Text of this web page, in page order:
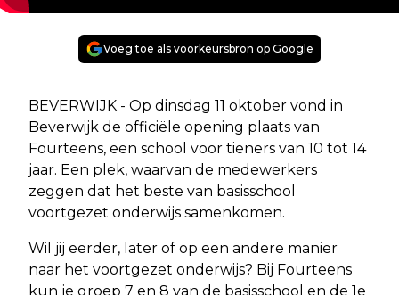
Voeg toe als voorkeursbron op Google
BEVERWIJK - Op dinsdag 11 oktober vond in
Beverwijk de officiële opening plaats van
Fourteens, een school voor tieners van 10 tot 14
jaar. Een plek, waarvan de medewerkers
zeggen dat het beste van basisschool
voortgezet onderwijs samenkomen.
Wil jij eerder, later of op een andere manier
naar het voortgezet onderwijs? Bij Fourteens
kun je groep 7 en 8 van de basisschool en de 1e